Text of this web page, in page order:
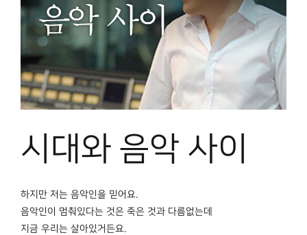
시대와 음악 사이
하지만 저는 음악인을 믿어요.
음악인이 멈춰있다는 것은 죽은 것과 다름없는데
지금 우리는 살아있거든요.